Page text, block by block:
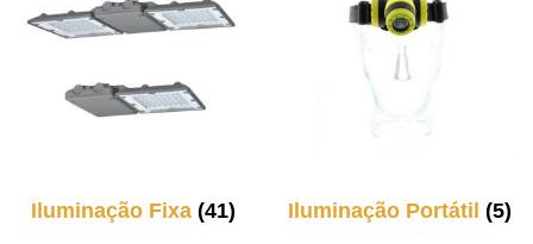
Iluminação Fixa (41) Iluminação Portátil (5)